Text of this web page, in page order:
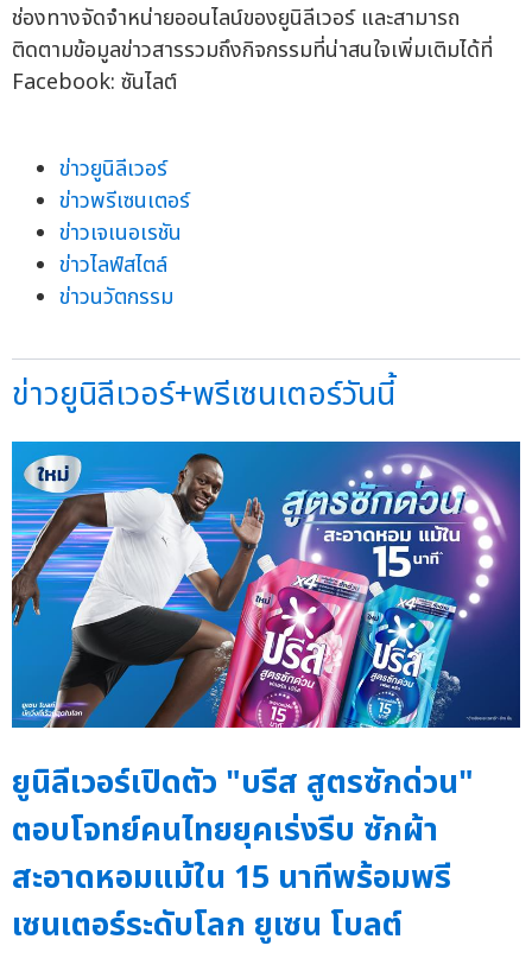
ช่องทางจัดจำหน่ายออนไลน์ของยูนิลีเวอร์ และสามารถ
ติดตามข้อมูลข่าวสารรวมถึงกิจกรรมที่น่าสนใจเพิ่มเติมได้ที่
Facebook: ซันไลต์
ข่าวยูนิลีเวอร์
ข่าวพรีเซนเตอร์
ข่าวเจเนอเรชัน
ข่าวไลฟ์สไตล์
ข่าวนวัตกรรม
ข่าวยูนิลีเวอร์+พรีเซนเตอร์วันนี้
ยูนิลีเวอร์เปิดตัว "บรีส สูตรซักด่วน"
ตอบโจทย์คนไทยยุคเร่งรีบ ซักผ้า
สะอาดหอมแม้ใน 15 นาทีพร้อมพรี
เซนเตอร์ระดับโลก ยูเซน โบลต์